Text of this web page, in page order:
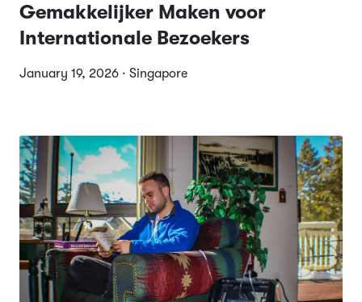
Gemakkelijker Maken voor
Internationale Bezoekers
January 19, 2026 · Singapore